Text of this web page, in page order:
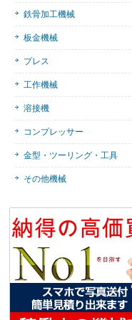
鉄骨加工機械
板金機械
プレス
工作機械
溶接機
コンプレッサー
金型・ツーリング・工具
その他機械